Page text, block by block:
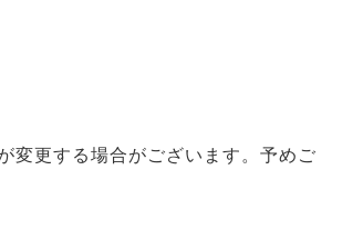
変更する場合がございます。予めご